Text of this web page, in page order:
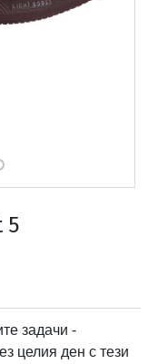
5
задачи -
целия ден с тези